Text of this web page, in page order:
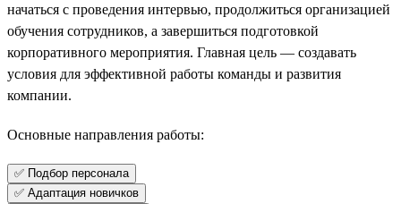
начаться с проведения интервью, продолжиться организацией
обучения сотрудников, а завершиться подготовкой
корпоративного мероприятия. Главная цель — создавать
условия для эффективной работы команды и развития
компании.
Основные направления работы:
✅ Подбор персонала
✅ Адаптация новичков